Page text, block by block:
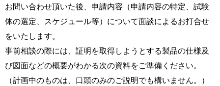
お問い合わせ頂いた後、申請内容（申請内容の特定、試験
体の選定、スケジュール等）について面談によるお打合せ
をいたします。
事前相談の際には、証明を取得しようとする製品の仕様及
び図面などの概要がわかる次の資料をご準備ください。
（計画中のものは、口頭のみのご説明でも構いません。）